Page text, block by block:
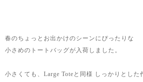
春のちょっとお出かけのシーンにぴったりな
小さめのトートバッグが入荷しました。
小さくても、Large Toteと同様 しっかりとした